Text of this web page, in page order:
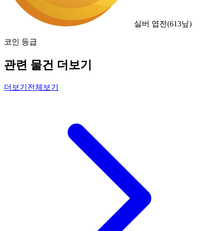
실버 엽전(613닢)
코인 등급
관련 물건 더보기
더보기 전체보기